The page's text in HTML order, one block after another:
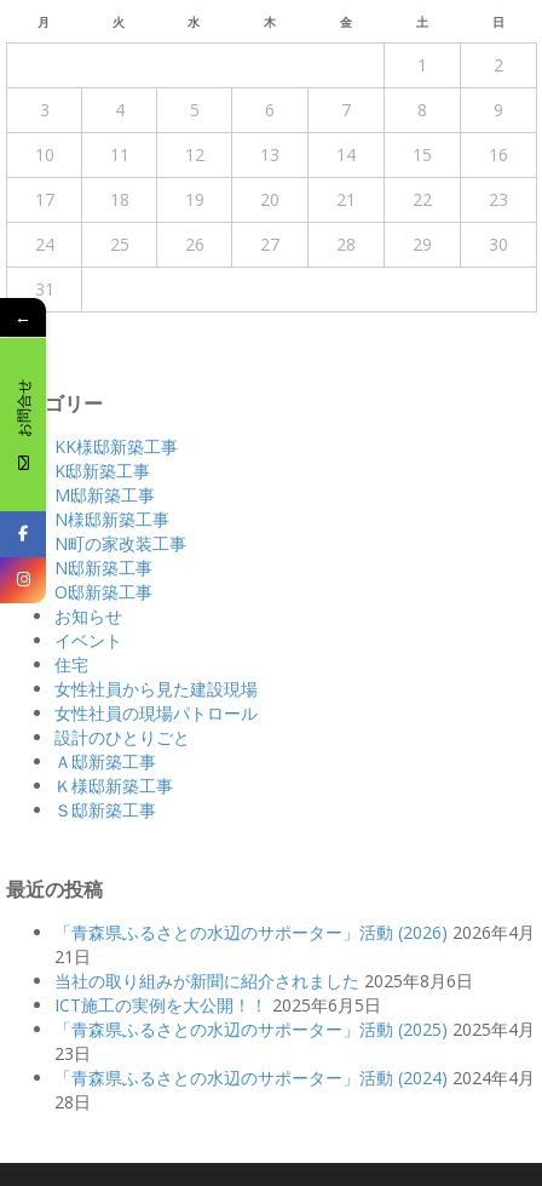
月 火 水 木 金 土 日
1
2
3
4 5 6 7 8
9
10
11 12 13 14 15
16
17
18 19 20 21 22
23
24
25 26 27 28 29
30
31
« 4月
カテゴリー
KK様邸新築工事
K邸新築工事
M邸新築工事
N様邸新築工事
N町の家改装工事
N邸新築工事
O邸新築工事
お知らせ
イベント
住宅
女性社員から見た建設現場
女性社員の現場パトロール
設計のひとりごと
Ａ邸新築工事
Ｋ様邸新築工事
Ｓ邸新築工事
最近の投稿
「青森県ふるさとの水辺のサポーター」活動 (2026) 2026年4月
21日
当社の取り組みが新聞に紹介されました 2025年8月6日
ICT施工の実例を大公開！！ 2025年6月5日
「青森県ふるさとの水辺のサポーター」活動 (2025) 2025年4月
23日
「青森県ふるさとの水辺のサポーター」活動 (2024) 2024年4月
28日
←
お問合せ